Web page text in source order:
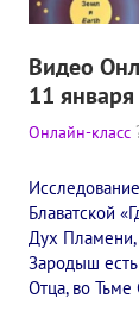
Видео
11
Онлайн-класс
Блаватской
Дух Пламени,
Зародыш
Отца, во Тьме